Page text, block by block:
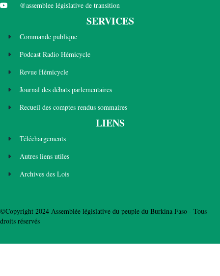
@assemblee législative de transition
SERVICES
Commande publique
Podcast Radio Hémicycle
Revue Hémicycle
Journal des débats parlementaires
Recueil des comptes rendus sommaires
LIENS
Téléchargements
Autres liens utiles
Archives des Lois
©Copyright 2024 Assemblée législative du peuple du Burkina Faso - Tous
droits réservés